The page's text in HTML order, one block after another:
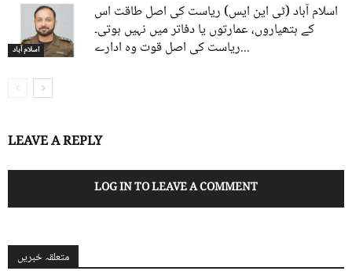
اسلام آباد
اسلام آباد (ٹی این ایس) ریاست کی اصل طاقت اس
کے ہتھیاروں، عمارتوں یا دفاتر میں نہیں ہوتی۔
ریاست کی اصل قوت وہ ادارے...
LEAVE A REPLY
LOG IN TO LEAVE A COMMENT
متعلقہ خبریں